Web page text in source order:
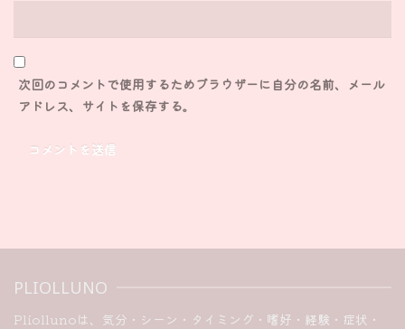
次回のコメントで使用するためブラウザーに自分の名前、メール
アドレス、サイトを保存する。
PLIOLLUNO
Pliollunoは、気分・シーン・タイミング・嗜好・経験・症状・